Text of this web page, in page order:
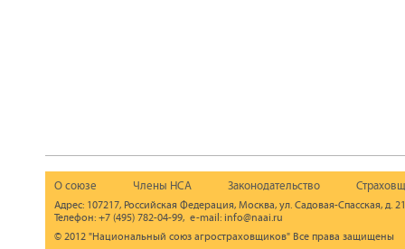
О союзе Члены НСА Законодательство
Адрес: 107217, Российская Федерация, Москва, ул. Садовая-Спасская, д.
Телефон: +7 (495) 782-04-99, e-mail: info@naai.ru
© 2012 "Национальный союз агростраховщиков" Все права защищены